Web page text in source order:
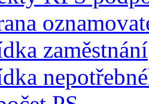
zaměstnání